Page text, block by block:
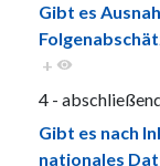
Gibt es
+
4 -
Gibt es nach
nationales